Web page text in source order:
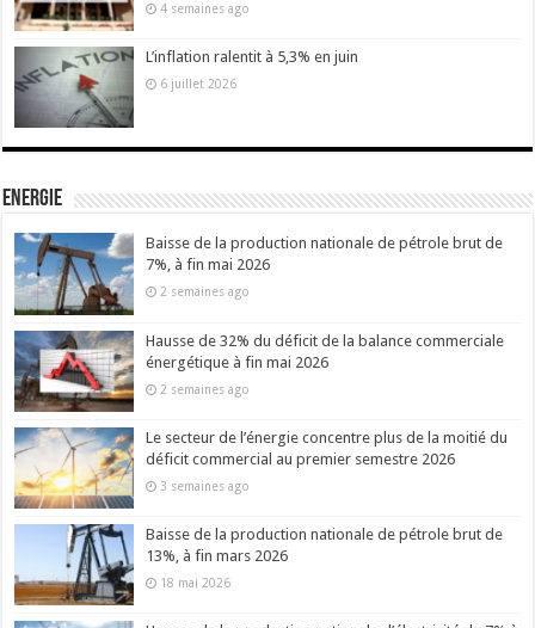
4 semaines ago
L’inflation ralentit à 5,3% en juin
6 juillet 2026
Energie
Baisse de la production nationale de pétrole brut de
7%, à fin mai 2026
2 semaines ago
Hausse de 32% du déficit de la balance commerciale
énergétique à fin mai 2026
2 semaines ago
Le secteur de l’énergie concentre plus de la moitié du
déficit commercial au premier semestre 2026
3 semaines ago
Baisse de la production nationale de pétrole brut de
13%, à fin mars 2026
18 mai 2026